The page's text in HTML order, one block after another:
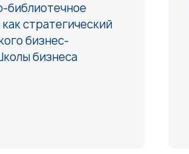
библиотечное
стратегический
бизнес-
бизнеса